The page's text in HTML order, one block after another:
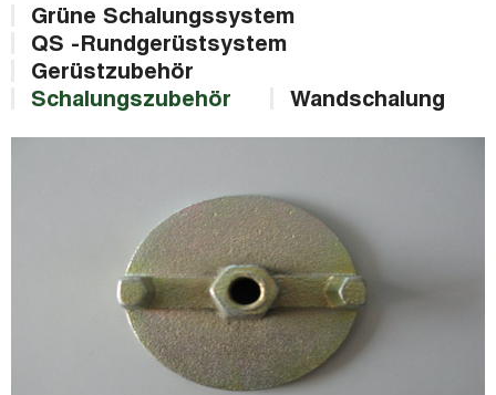
Grüne Schalungssystem
QS -Rundgerüstsystem
Gerüstzubehör
Schalungszubehör
Wandschalung